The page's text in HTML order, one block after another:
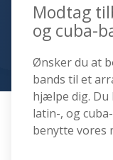
Modtag
og cuba-
Ønsker du at
bands til et
hjælpe dig. Du
latin-, og
benytte vores